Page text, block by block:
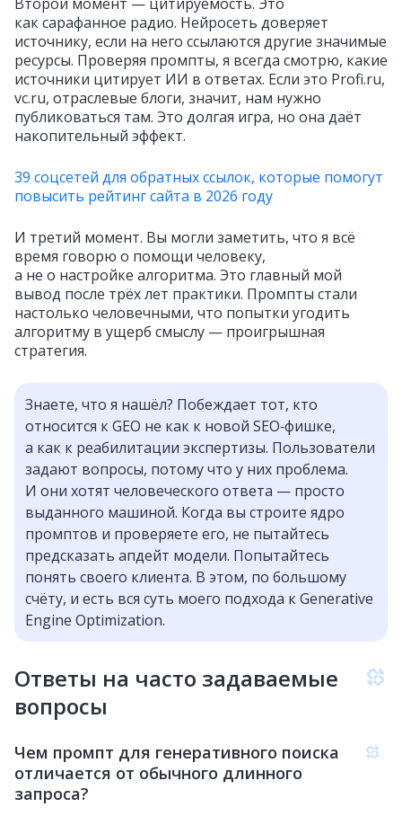
как сарафанное радио. Нейросеть доверяет
источнику, если на него ссылаются другие значимые
ресурсы. Проверяя промпты, я всегда смотрю, какие
источники цитирует ИИ в ответах. Если это Profi.ru,
vc.ru, отраслевые блоги, значит, нам нужно
публиковаться там. Это долгая игра, но она даёт
накопительный эффект.
39 соцсетей для обратных ссылок, которые помогут
повысить рейтинг сайта в 2026 году
И третий момент. Вы могли заметить, что я всё
время говорю о помощи человеку,
а не о настройке алгоритма. Это главный мой
вывод после трёх лет практики. Промпты стали
настолько человечными, что попытки угодить
алгоритму в ущерб смыслу — проигрышная
стратегия.
Знаете, что я нашёл? Побеждает тот, кто
относится к GEO не как к новой SEO‑фишке,
а как к реабилитации экспертизы. Пользователи
задают вопросы, потому что у них проблема.
И они хотят человеческого ответа — просто
выданного машиной. Когда вы строите ядро
промптов и проверяете его, не пытайтесь
предсказать апдейт модели. Попытайтесь
понять своего клиента. В этом, по большому
счёту, и есть вся суть моего подхода к Generative
Engine Optimization.
Ответы на часто задаваемые
вопросы
Чем промпт для генеративного поиска
отличается от обычного длинного
запроса?